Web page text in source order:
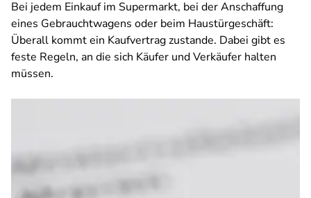
Bei jedem Einkauf im Supermarkt, bei der Anschaffung
eines Gebrauchtwagens oder beim Haustürgeschäft:
Überall kommt ein Kaufvertrag zustande. Dabei gibt es
feste Regeln, an die sich Käufer und Verkäufer halten
müssen.